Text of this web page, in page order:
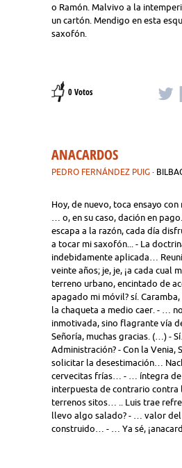
o Ramón. Malvivo a la
un cartón. Mendigo en esta
saxofón.
0 Votos
ANACARDOS
PEDRO FERNÁNDEZ PUIG ·
Hoy, de nuevo, toca ensayo
… o, en su caso, dación en
escapa a la razón, cada día
a tocar mi saxofón... - La
indebidamente aplicada…
veinte años; je, je, ¡a cada cual
terreno urbano, encintado de
apagado mi móvil? sí.
la chaqueta a medio caer. - …
inmotivada, sino flagrante vía
Señoría, muchas gracias. (…) -
Administración? - Con la Venia,
solicitar la desestimación…
cervecitas frías… - … íntegra de
interpuesta de contrario contra
terrenos sitos… .. Luis trae
llevo algo salado? - … valor
construido… - … Ya sé,